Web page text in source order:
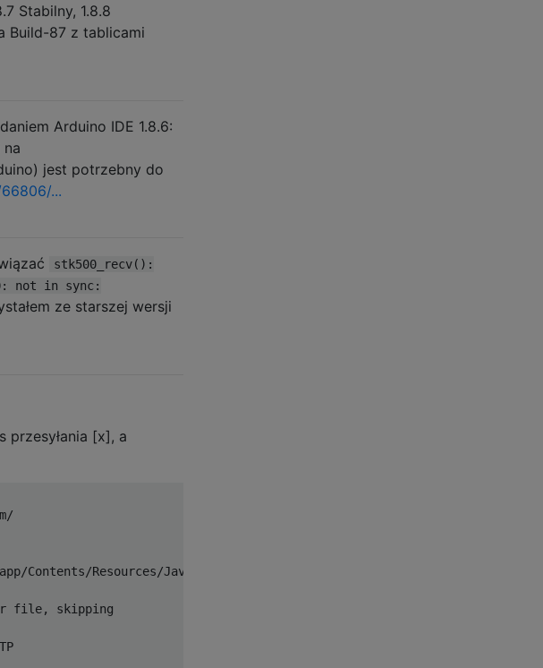
Stabilny, 1.8.8
Build-87 z tablicami
Arduino IDE 1.8.6:
jest potrzebny do
...
stk500_recv():
not in sync:
ze starszej wersji
przesyłania [x], a
Contents/Resources/Java/hardware/tools/avr/etc/avrdude.conf"
file, skipping